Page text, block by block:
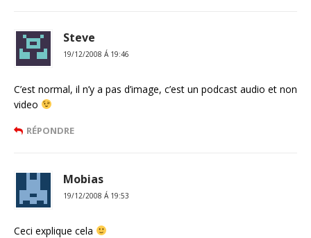
Steve
19/12/2008 Á 19:46
C’est normal, il n’y a pas d’image, c’est un podcast audio et non
video
RÉPONDRE
Mobias
19/12/2008 Á 19:53
Ceci explique cela